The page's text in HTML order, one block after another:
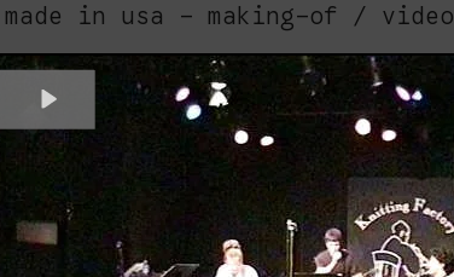
made in usa - making-of / video
Play